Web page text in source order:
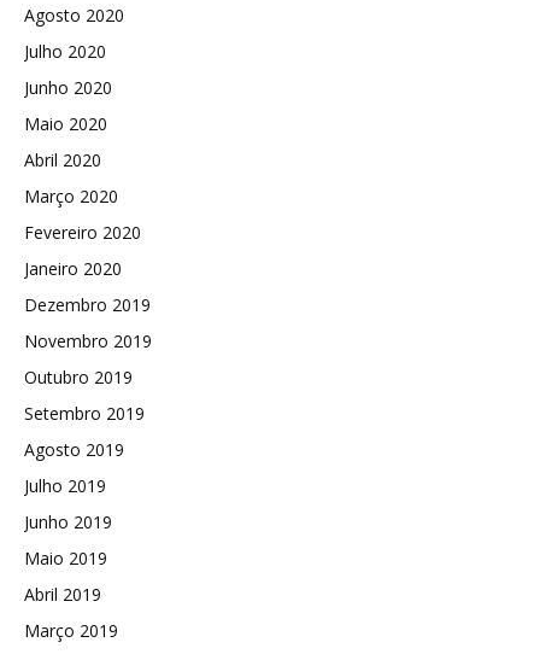
Agosto 2020
Julho 2020
Junho 2020
Maio 2020
Abril 2020
Março 2020
Fevereiro 2020
Janeiro 2020
Dezembro 2019
Novembro 2019
Outubro 2019
Setembro 2019
Agosto 2019
Julho 2019
Junho 2019
Maio 2019
Abril 2019
Março 2019